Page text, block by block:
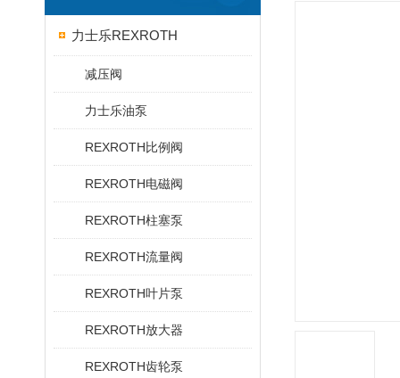
力士乐REXROTH
减压阀
力士乐油泵
REXROTH比例阀
REXROTH电磁阀
REXROTH柱塞泵
REXROTH流量阀
REXROTH叶片泵
REXROTH放大器
REXROTH齿轮泵